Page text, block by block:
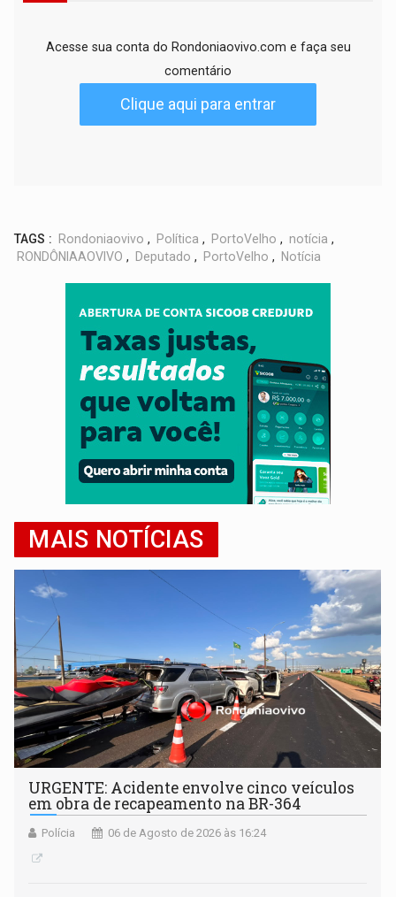
Acesse sua conta do Rondoniaovivo.com e faça seu
comentário
Clique aqui para entrar
TAGS : Rondoniaovivo , Política , PortoVelho , notícia ,
RONDÔNIAAOVIVO , Deputado , PortoVelho , Notícia
MAIS NOTÍCIAS
URGENTE: Acidente envolve cinco veículos
em obra de recapeamento na BR-364
Polícia 06 de Agosto de 2026 às 16:24